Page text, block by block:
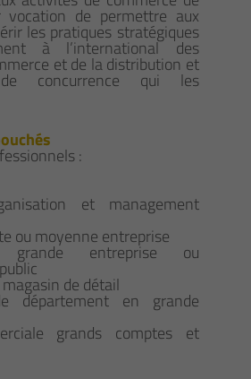
de permettre aux
les pratiques stratégiques
à l’international des
et de la distribution et
concurrence qui les
:
et management
ou moyenne entreprise
entreprise ou
de détail
département en grande
grands comptes et